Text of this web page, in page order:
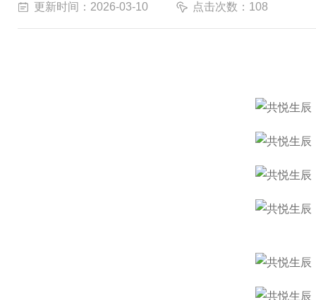
更新时间：2026-03-10 点击次数：108